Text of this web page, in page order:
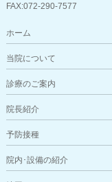
FAX:072-290-7577
ホーム
当院について
診療のご案内
院長紹介
予防接種
院内･設備の紹介